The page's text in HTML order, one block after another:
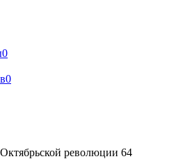
0
0
революции 64